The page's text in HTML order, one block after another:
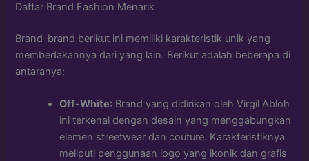
Daftar Brand Fashion Menarik
Brand-brand berikut ini memiliki karakteristik unik yang
membedakannya dari yang lain. Berikut adalah beberapa di
antaranya:
Off-White: Brand yang didirikan oleh Virgil Abloh
ini terkenal dengan desain yang menggabungkan
elemen streetwear dan couture. Karakteristiknya
meliputi penggunaan logo yang ikonik dan grafis